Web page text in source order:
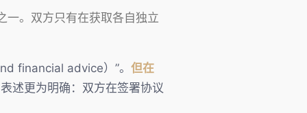
一。双方只有在获取各自独立
financial advice）”。 但在
述更为明确：双方在签署协议